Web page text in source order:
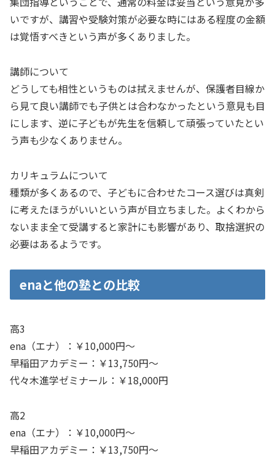
いですが、講習や受験対策が必要な時にはある程度の金額
は覚悟すべきという声が多くありました。
講師について
どうしても相性というものは拭えませんが、保護者目線か
ら見て良い講師でも子供とは合わなかったという意見も目
にします、逆に子どもが先生を信頼して頑張っていたとい
う声も少なくありません。
カリキュラムについて
種類が多くあるので、子どもに合わせたコース選びは真剣
に考えたほうがいいという声が目立ちました。よくわから
ないまま全て受講すると家計にも影響があり、取捨選択の
必要はあるようです。
enaと他の塾との比較
高3
ena（エナ）：￥10,000円～
早稲田アカデミー：￥13,750円～
代々木進学ゼミナール：￥18,000円
高2
ena（エナ）：￥10,000円～
早稲田アカデミー：￥13,750円～